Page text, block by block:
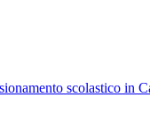
scolastico in